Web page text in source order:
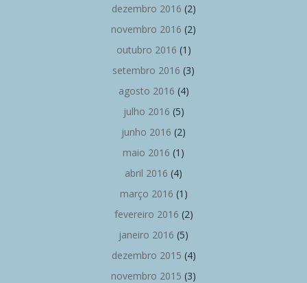
dezembro 2016 (2)
novembro 2016 (2)
outubro 2016 (1)
setembro 2016 (3)
agosto 2016 (4)
julho 2016 (5)
junho 2016 (2)
maio 2016 (1)
abril 2016 (4)
março 2016 (1)
fevereiro 2016 (2)
janeiro 2016 (5)
dezembro 2015 (4)
novembro 2015 (3)